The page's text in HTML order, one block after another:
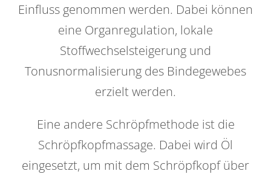
Einfluss genommen werden. Dabei können
eine Organregulation, lokale
Stoffwechselsteigerung und
Tonusnormalisierung des Bindegewebes
erzielt werden.
Eine andere Schröpfmethode ist die
Schröpfkopfmassage. Dabei wird Öl
eingesetzt, um mit dem Schröpfkopf über